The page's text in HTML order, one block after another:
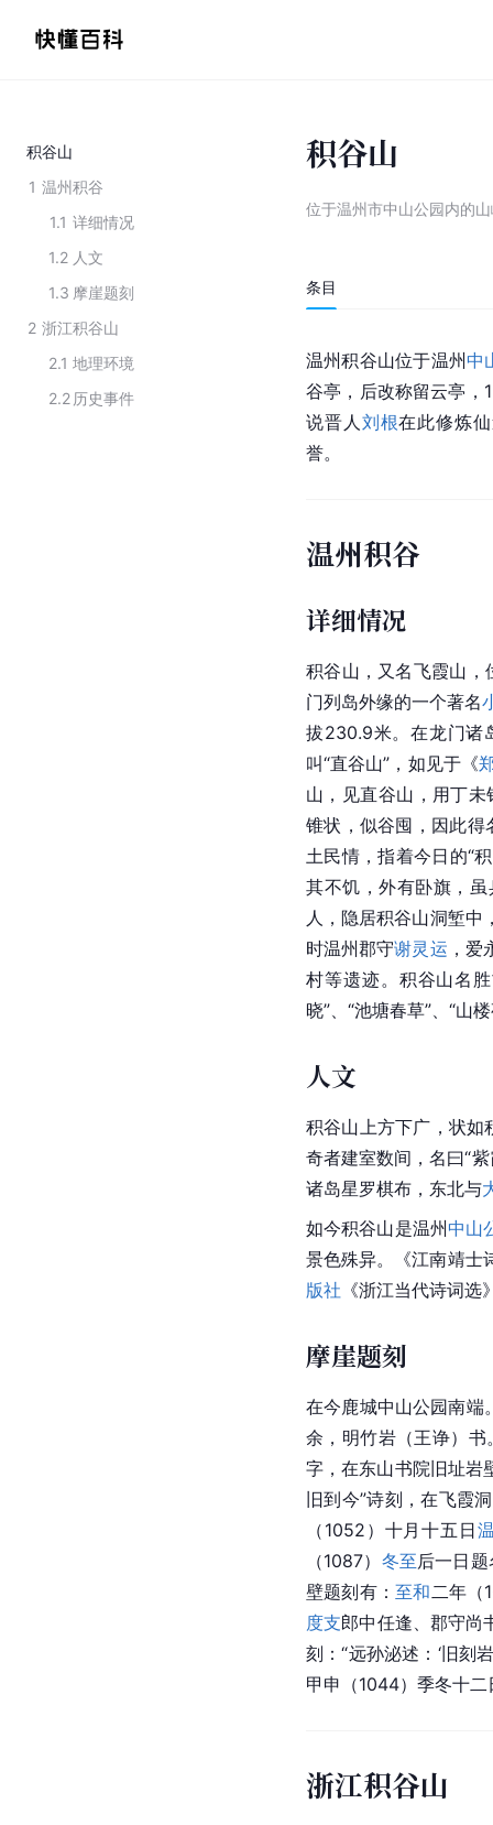
积谷山
1 温州积谷
1.1 详细情况
1.2 人文
1.3 摩崖题刻
2 浙江积谷山
2.1 地理环境
2.2 历史事件
积谷山
位于温州市中山公园内的
条目
温州积谷山位于温州中
谷亭，后改称留云亭，
说晋人 刘根在此修炼
誉。
温州积谷
详细情况
积谷山，又名飞霞山，
门列岛外缘的一个著名
拔230.9米。在龙门诸
叫“直谷山”，如见于《
山，见直谷山，用丁
锥状，似谷囤，因此得
土民情，指着今日的“
其不饥，外有卧旗，
人，隐居积谷山洞堑
时温州郡守谢灵运 ，
村等遗迹。积谷山名
晓”、“池塘春草”、“山
人文
积谷山上方下广，状如
奇者建室数间，名曰“
诸岛星罗棋布，东北与
如今积谷山是温州中山
景色殊异。《江南靖士
版社 《浙江当代诗词选
摩崖题刻
在今鹿城中山公园南端
余，明竹岩（王诤）书
字，在东山书院旧址岩
旧到今”诗刻，在飞霞
（1052）十月十五日
（1087） 冬至后一日
壁题刻有：至和二年（
度支郎中任逢、郡守尚
刻：“远孙泌述：‘旧刻
甲申（1044）季冬十二
浙江积谷山